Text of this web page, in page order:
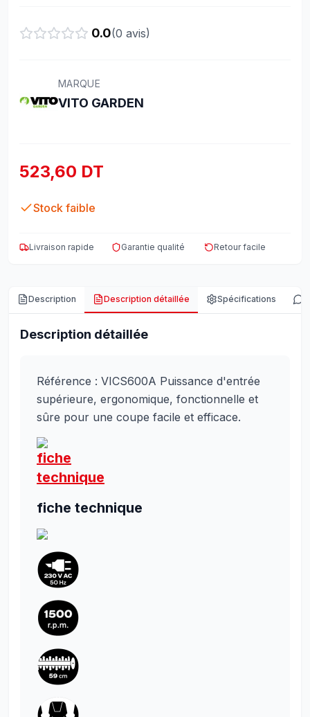
0.0(0 avis)
MARQUE
VITO GARDEN
523,60 DT
Stock faible
Livraison rapide Garantie qualité Retour facile
Description Description détaillée Spécifications
Description détaillée
Référence : VICS600A Puissance d'entrée
supérieure, ergonomique, fonctionnelle et
sûre pour une coupe facile et efficace.
fiche technique